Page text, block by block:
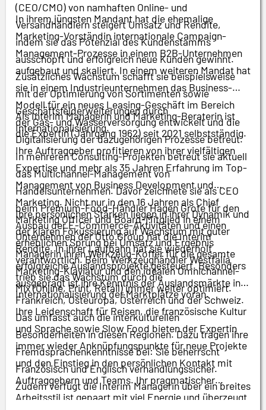
(CEO/CMO) von namhaften Online- und
Versandhändlern steigert Umsatz und Rendite,
indem sie das Potenzial des Kundenstamms
ausschöpft und erfolgreich neue Kunden gewinnt.
Zusätzliches Wachstum schafft sie beispielsweise
mit der Optimierung von Sortimenten sowie
Geschäftsfelderweiterungen durch
Internationalisierung.
In ihrem jüngsten Mandant hat die ehemalige
Marketing-Vorständin internationale Campaign-
Management-Prozesse in einem B2B-Unternehmen
aufgebaut und skaliert. In einem weiteren Mandat hat
sie in einem Industrieunternehmen das Business-
Modell für ein neues Leasing-Geschäft im Bereich
der Gas- und Wasserversorgung entwickelt und die
Digitalisierung der dazugehörigen Prozesse betreut.
In mehreren Consulting-Projekten betreut sie aktuell
das Multichannel-Management von
Handelsunternehmen. Davor zeichnete sie als CEO
beim Premium-Food-Händler Hagen Grote für den
Ausbau der E-Commerce-Aktivitäten und einen
erheblichen Sprung bei Umsatz und Ergebnis
verantwortlich. Beim Werkzeughändler Westfalia
trieb sie das Wachstum durch die
Internationalisierung der Marktplätze voran.
Als Interim Managerin und Marketing-Beraterin ist
die Expertin (Jahrgang 1962) seit 2021 selbstständig.
Ihre Auftraggeber profitieren von ihrer vielfältigen
Expertise und mehr als 35 Jahren Erfahrung im Top-
Management von Business Development und
Marketing. Nicht nur in den 16 Jahren als Chief
Marketing Officer und Board-Mitglied in einem
Unternehmen der Otto Group hat die Interim
Managerin ihren Werkzeug-Koffer für die gesamte
Marketing-Klaviatur und den idealen Omnichannel-
Mix (Online, Print, Retail) immer weiter optimiert.
Ihre persönlichen Stärken liegen in ihrer Dynamik und
der klaren Fokussierung auf Wachstum mit guter
Rendite. In ihrer Laufbahn hat sie wiederholt
erfolgreiche Auslandsprojekte gesteuert. Besonders
ausgeprägt ist ihre Kenntnis der Auslandsmärkte in
Frankreich, Osteuropa, Österreich und der Schweiz.
Das umfasst auch die interkulturellen
Besonderheiten in diesen Regionen. Dazu tragen ihre
Fremdsprachenkenntnisse bei: Sie beherrscht
Französisch und Englisch verhandlungssicher.
Zudem verfügt die Interim Managerin über ein breites
Netzwerk im Online-Handel und bei Dienstleistern,
Ihre Leidenschaft für Reisen, die französische Kultur
und Sprache sowie Slow Food bieten der Expertin
immer wieder Anknüpfungspunkte für neue Projekte
und den Einstieg in den persönlichen Kontakt mit
Auftraggebern und Teams. Ihr pragmatischer
Arbeitsstil ist gepaart mit viel Energie und überzeugt